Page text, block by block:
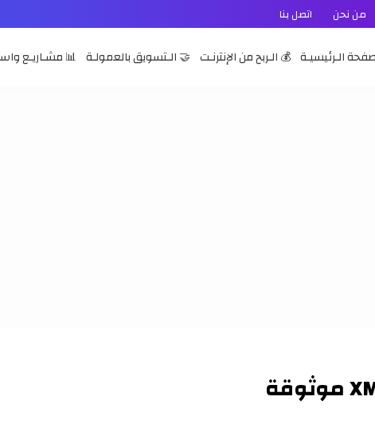
من نحن اتصل بنا
الـرئيسيـة 💰 الـربح من الإنترنـت 🤝 الـتسويق بالعمولـة 📊 مشـاريـع